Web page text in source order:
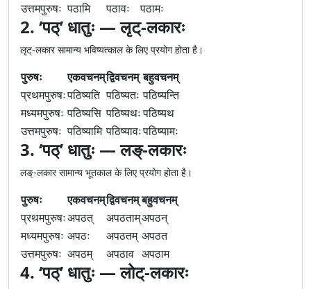
उत्तमपुरुषः पठामि पठावः पठामः
2. ‘पठ्’ धातुः — लृट्-लकारः
लृट्-लकार सामान्य भविष्यत्काल के लिए प्रयोग होता है।
पुरुषः एकवचनम्द्विवचनम् बहुवचनम्
प्रथमपुरुषःपठिष्यति पठिष्यतः पठिष्यन्ति
मध्यमपुरुषः पठिष्यसि पठिष्यथःपठिष्यथ
उत्तमपुरुषः पठिष्यामि पठिष्यावःपठिष्यामः
3. ‘पठ्’ धातुः — लङ्-लकारः
लङ्-लकार सामान्य भूतकाल के लिए प्रयोग होता है।
पुरुषः एकवचनम्द्विवचनम्बहुवचनम्
प्रथमपुरुषःअपठत् अपठताम्अपठन्
मध्यमपुरुषः अपठः अपठतम् अपठत
उत्तमपुरुषः अपठम् अपठाव अपठाम
4. ‘पठ्’ धातुः — लोट्-लकारः